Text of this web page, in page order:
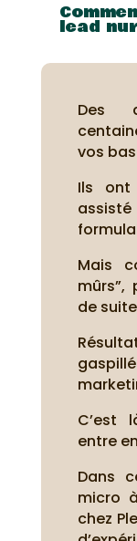
lead
Des
vos
Ils ont
Mais
de
C’est
entre
Dans
micro
chez